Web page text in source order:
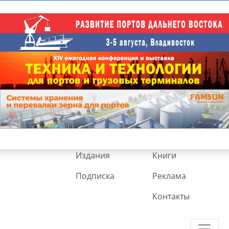
Издания
Книги
Подписка
Реклама
Контакты